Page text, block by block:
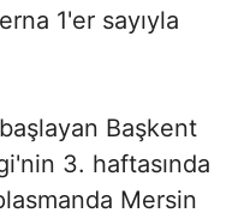
1'er sayıyla
Başkent
3. haftasında
Mersin